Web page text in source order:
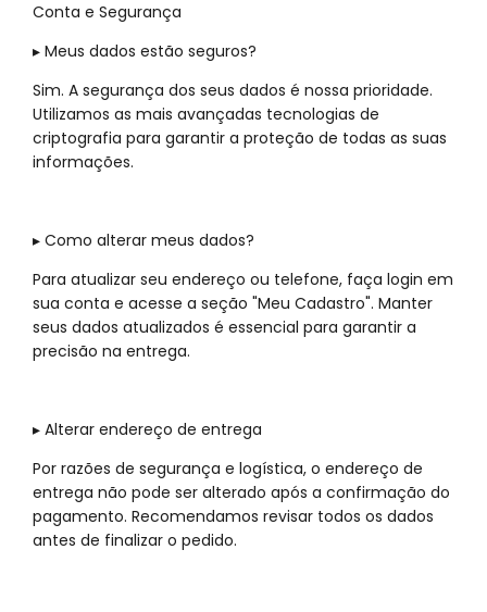
Conta e Segurança
▸ Meus dados estão seguros?
Sim. A segurança dos seus dados é nossa prioridade.
Utilizamos as mais avançadas tecnologias de
criptografia para garantir a proteção de todas as suas
informações.
▸ Como alterar meus dados?
Para atualizar seu endereço ou telefone, faça login em
sua conta e acesse a seção "Meu Cadastro". Manter
seus dados atualizados é essencial para garantir a
precisão na entrega.
▸ Alterar endereço de entrega
Por razões de segurança e logística, o endereço de
entrega não pode ser alterado após a confirmação do
pagamento. Recomendamos revisar todos os dados
antes de finalizar o pedido.